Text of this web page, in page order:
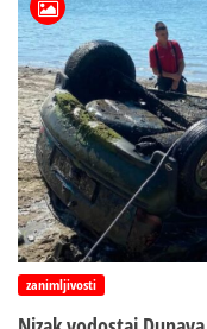
zanimljivosti